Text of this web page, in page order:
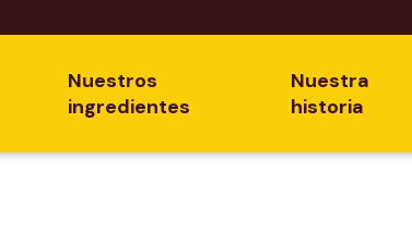
Nuestros
ingredientes
Nuestra
historia